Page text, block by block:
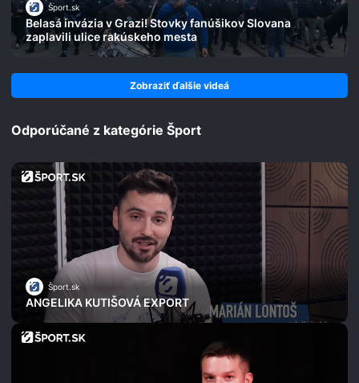
Šport.sk
Belasá invázia v Grazi! Stovky fanúšikov Slovana
zaplavili ulice rakúskeho mesta
Zobraziť ďalšie videá
Odporúčané z kategórie Šport
Šport.sk
ANGELIKA KUTIŠOVÁ EXPORT